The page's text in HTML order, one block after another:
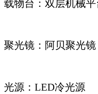
载物台：双层机械平
聚光镜：阿贝聚光镜
光源：LED冷光源